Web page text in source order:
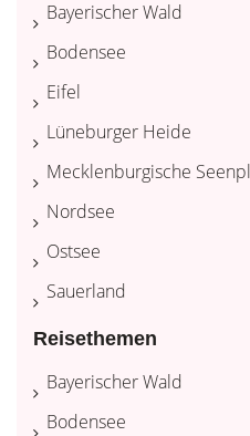
Bayerischer Wald
Bodensee
Eifel
Lüneburger Heide
Mecklenburgische
Nordsee
Ostsee
Sauerland
Reisethemen
Bayerischer Wald
Bodensee